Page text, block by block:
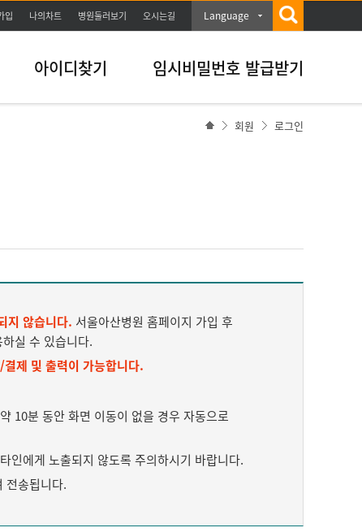
입 나의차트 병원둘러보기 오시는길 Language
아이디찾기 임시비밀번호 발급받기
회원 로그인
지 않습니다. 서울아산병원 홈페이지 가입 후
실 수 있습니다.
제 및 출력이 가능합니다.
10분 동안 화면 이동이 없을 경우 자동으로
인에게 노출되지 않도록 주의하시기 바랍니다.
전송됩니다.